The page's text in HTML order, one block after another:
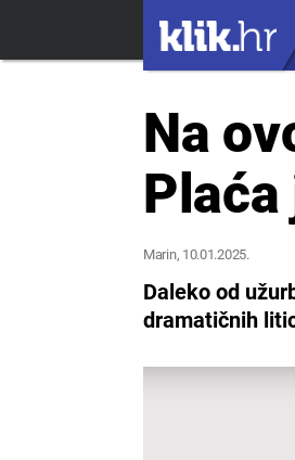
Na
Plaća
Marin, 10.01.2025.
Daleko od
dramatičnih